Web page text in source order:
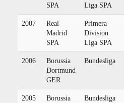
SPA
Liga SPA
2007
Real
Madrid
SPA
Primera
Division
Liga SPA
2006
Borussia
Dortmund
GER
Bundesliga
2005
Borussia
Bundesliga